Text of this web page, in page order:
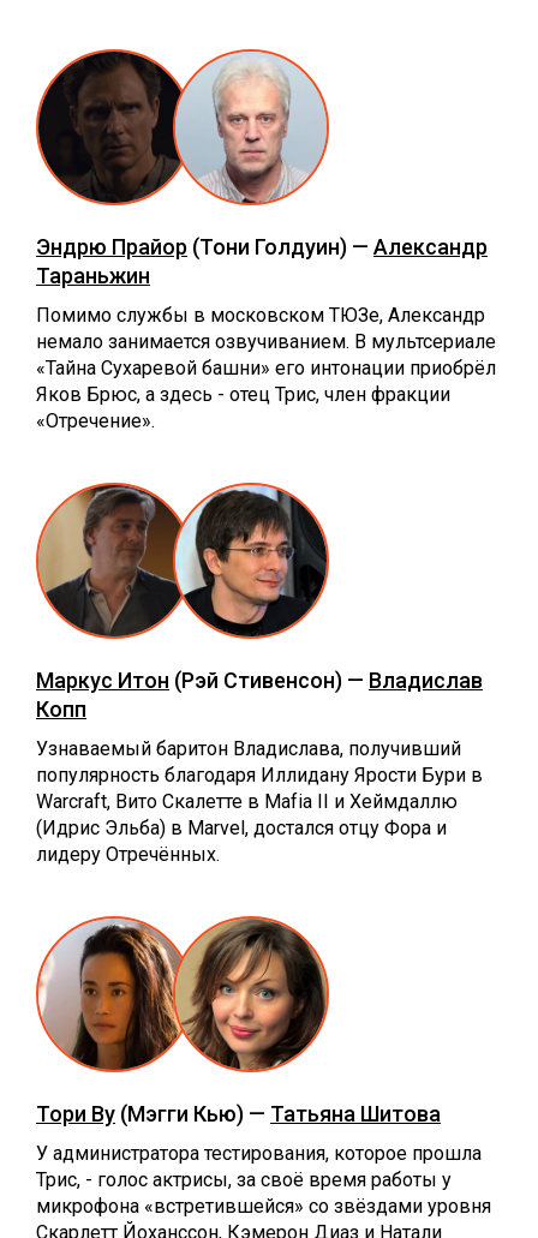
Эндрю Прайор (Тони Голдуин) — Александр
Тараньжин
Помимо службы в московском ТЮЗе, Александр
немало занимается озвучиванием. В мультсериале
«Тайна Сухаревой башни» его интонации приобрёл
Яков Брюс, а здесь - отец Трис, член фракции
«Отречение».
Маркус Итон (Рэй Стивенсон) — Владислав
Копп
Узнаваемый баритон Владислава, получивший
популярность благодаря Иллидану Ярости Бури в
Warcraft, Вито Скалетте в Mafia II и Хеймдаллю
(Идрис Эльба) в Marvel, достался отцу Фора и
лидеру Отречённых.
Тори Ву (Мэгги Кью) — Татьяна Шитова
У администратора тестирования, которое прошла
Трис, - голос актрисы, за своё время работы у
микрофона «встретившейся» со звёздами уровня
Скарлетт Йоханссон, Кэмерон Диаз и Натали